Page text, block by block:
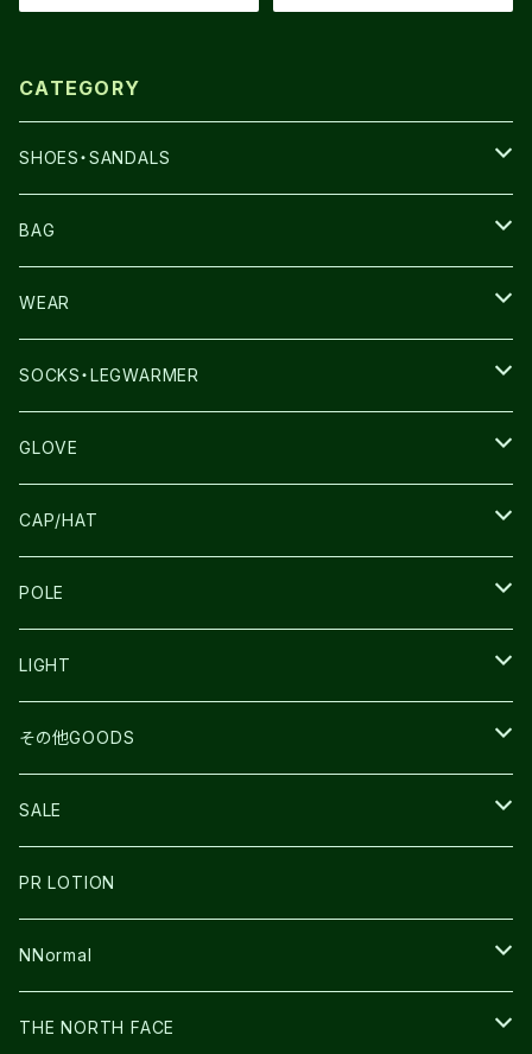
CATEGORY
SHOES・SANDALS
NNORMAL
TERREX
THE NORTH FACE
SALOMON
LA SPORTIVA
TECNICA
TOPO
BEACH WALK
BAG
THE NORTH FACE
SALOMON
ULTIMATE DIRECTION
NNormal
COMPRESSPORT
ULTRASPIRE
WEAR
SALOMON
LA SPORTIVA
RUN AMOK
NNormal
SOCKS・LEGWARMER
DRYMAX
ULTIMATE DIRECTIN
R×L
GLOVE
SALOMON
ULTIMATE DIRECTION
R×L
UNWASTED
THE NORTH FACE
CAP/HAT
LA SPORTIVA
COMPRESSPORT
RUN AMOK
NNormal
POLE
MOUNTAIN KING
LIGHT
PETZL
ULTRASPIRE
BOOKMAN
その他GOODS
SNOWFOOT
PR LOTION
FUSION
ULTIMATE DIRECTION
SALE
SHOES
BAG
WEAR
PR LOTION
NNormal
SHOES
THE NORTH FACE